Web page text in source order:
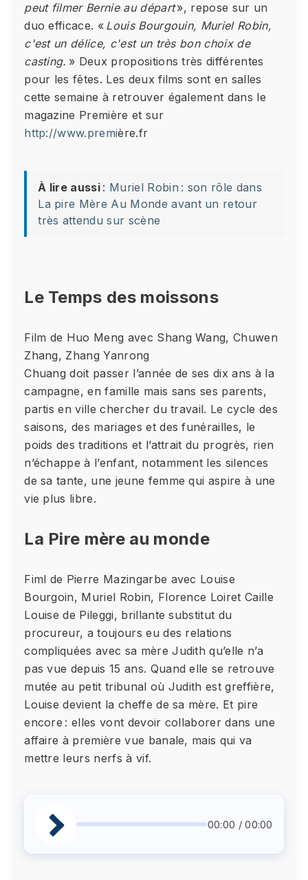
peut filmer Bernie au départ», repose sur un
duo efficace. « Louis Bourgouin, Muriel Robin,
c'est un délice, c'est un très bon choix de
casting. » Deux propositions très différentes
pour les fêtes. Les deux films sont en salles
cette semaine à retrouver également dans le
magazine Première et sur
http://www.première.fr
À lire aussi : Muriel Robin : son rôle dans
La pire Mère Au Monde avant un retour
très attendu sur scène
Le Temps des moissons
Film de Huo Meng avec Shang Wang, Chuwen
Zhang, Zhang Yanrong
Chuang doit passer l’année de ses dix ans à la
campagne, en famille mais sans ses parents,
partis en ville chercher du travail. Le cycle des
saisons, des mariages et des funérailles, le
poids des traditions et l’attrait du progrès, rien
n’échappe à l’enfant, notamment les silences
de sa tante, une jeune femme qui aspire à une
vie plus libre.
La Pire mère au monde
Fiml de Pierre Mazingarbe avec Louise
Bourgoin, Muriel Robin, Florence Loiret Caille
Louise de Pileggi, brillante substitut du
procureur, a toujours eu des relations
compliquées avec sa mère Judith qu’elle n’a
pas vue depuis 15 ans. Quand elle se retrouve
mutée au petit tribunal où Judith est greffière,
Louise devient la cheffe de sa mère. Et pire
encore : elles vont devoir collaborer dans une
affaire à première vue banale, mais qui va
mettre leurs nerfs à vif.
00:00 / 00:00